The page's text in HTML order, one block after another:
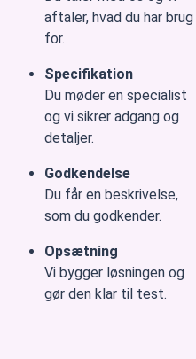
aftaler, hvad du har brug
for.
Specifikation
Du møder en specialist
og vi sikrer adgang og
detaljer.
Godkendelse
Du får en beskrivelse,
som du godkender.
Opsætning
Vi bygger løsningen og
gør den klar til test.